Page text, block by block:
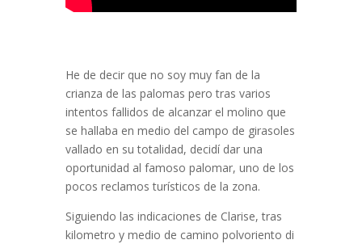
He de decir que no soy muy fan de la
crianza de las palomas pero tras varios
intentos fallidos de alcanzar el molino que
se hallaba en medio del campo de girasoles
vallado en su totalidad, decidí dar una
oportunidad al famoso palomar, uno de los
pocos reclamos turísticos de la zona.
Siguiendo las indicaciones de Clarise, tras
kilometro y medio de camino polvoriento di